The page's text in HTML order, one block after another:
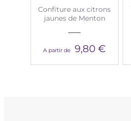
Confiture aux citrons
jaunes de Menton
A partir de 9,80 €